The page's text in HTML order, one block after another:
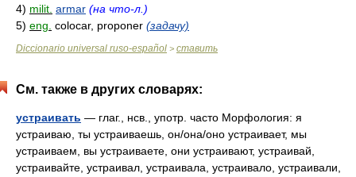
4) milit. armar (на что-л.)
5) eng. colocar, proponer (задачу)
Diccionario universal ruso-español > ставить
См. также в других словарях:
устраивать — глаг., нсв., употр. часто Морфология: я
устраиваю, ты устраиваешь, он/она/оно устраивает, мы
устраиваем, вы устраиваете, они устраивают, устраивай,
устраивайте, устраивал, устраивала, устраивало, устраивали,